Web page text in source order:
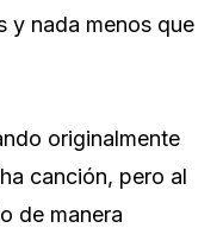
y nada menos que
originalmente
canción, pero al
de manera